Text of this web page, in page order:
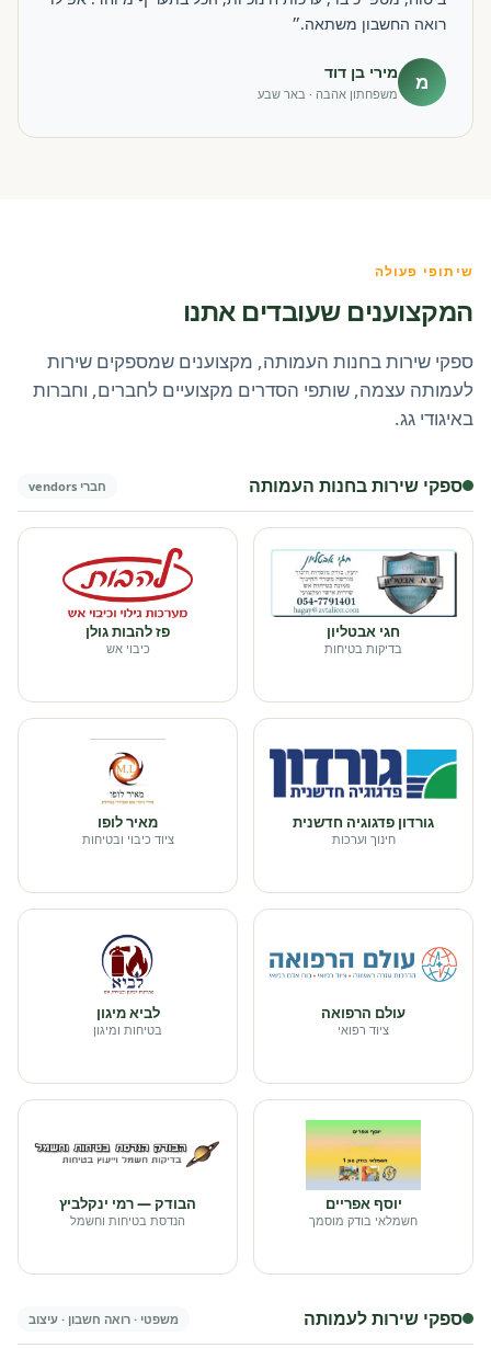
רואה החשבון משתאה.״
מ מירי בן דוד
משפחתון אהבה · באר שבע
שיתופי פעולה
המקצוענים שעובדים אתנו
ספקי שירות בחנות העמותה, מקצוענים שמספקים שירות
לעמותה עצמה, שותפי הסדרים מקצועיים לחברים, וחברות
באיגודי גג.
ספקי שירות בחנות העמותה חברי vendors
חגי אבטליון
בדיקות בטיחות
פז להבות גולן
כיבוי אש
גורדון פדגוגיה חדשנית
חינוך וערכות
מאיר לופו
ציוד כיבוי ובטיחות
עולם הרפואה
ציוד רפואי
לביא מיגון
בטיחות ומיגון
יוסף אפריים
חשמלאי בודק מוסמך
הבודק — רמי ינקלביץ
הנדסת בטיחות וחשמל
ספקי שירות לעמותה משפטי · רואה חשבון · עיצוב